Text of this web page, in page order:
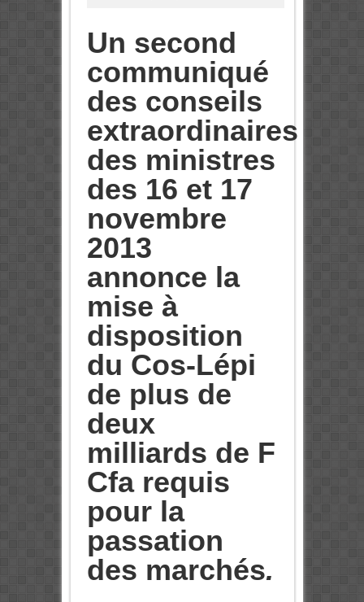
Un second
communiqué
des conseils
extraordinaires
des ministres
des 16 et 17
novembre
2013
annonce la
mise à
disposition
du Cos-Lépi
de plus de
deux
milliards de F
Cfa requis
pour la
passation
des marchés.